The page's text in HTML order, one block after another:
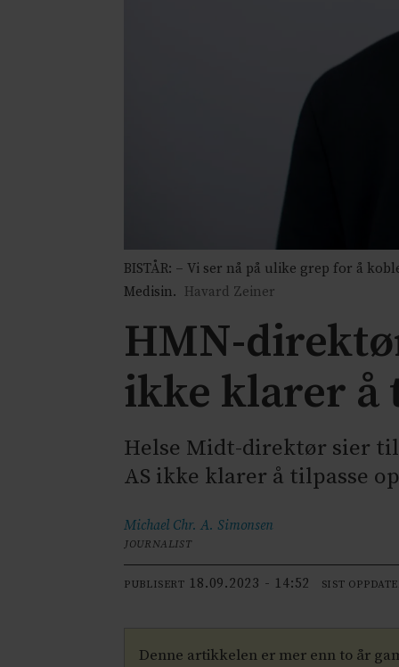
BISTÅR: – Vi ser nå på ulike grep for å
Medisin. Havard Zeiner
HMN-
ikke klarer å
Helse Midt-direktør sier
AS ikke klarer å tilpasse
Michael Chr. A. Simonsen
JOURNALIST
PUBLISERT 18.09.2023 - 14:52 SIST
Denne artikkelen er mer enn to år